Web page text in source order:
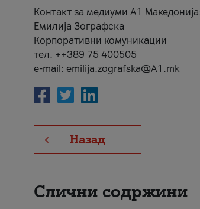
Контакт за медиуми А1
Емилија Зографска
Корпоративни комуникации
тел. ++389 75 400505
e-mail: emilija.zografska@A1.mk
Назад
Слични содржини